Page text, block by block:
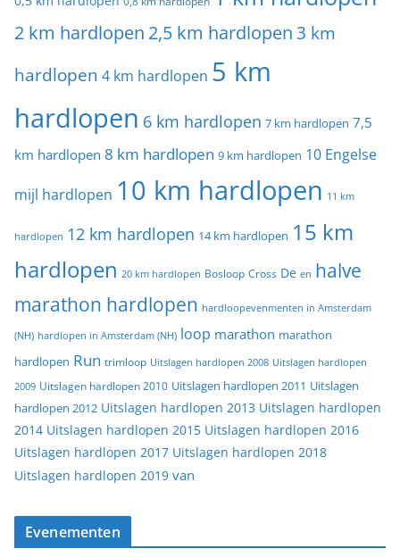
2 km hardlopen 2,5 km hardlopen 3 km
hardlopen 4 km hardlopen 5 km
hardlopen 6 km hardlopen 7 km hardlopen 7,5
km hardlopen 8 km hardlopen 9 km hardlopen 10 Engelse
mijl hardlopen 10 km hardlopen 11 km
hardlopen 12 km hardlopen 14 km hardlopen 15 km
hardlopen 20 km hardlopen Bosloop Cross De en halve
marathon hardlopen hardloopevenmenten in Amsterdam
(NH) hardlopen in Amsterdam (NH) loop marathon marathon
hardlopen Run trimloop Uitslagen hardlopen 2008 Uitslagen hardlopen
2009 Uitslagen hardlopen 2010 Uitslagen hardlopen 2011 Uitslagen
hardlopen 2012 Uitslagen hardlopen 2013 Uitslagen hardlopen
2014 Uitslagen hardlopen 2015 Uitslagen hardlopen 2016
Uitslagen hardlopen 2017 Uitslagen hardlopen 2018
Uitslagen hardlopen 2019 van
Evenementen